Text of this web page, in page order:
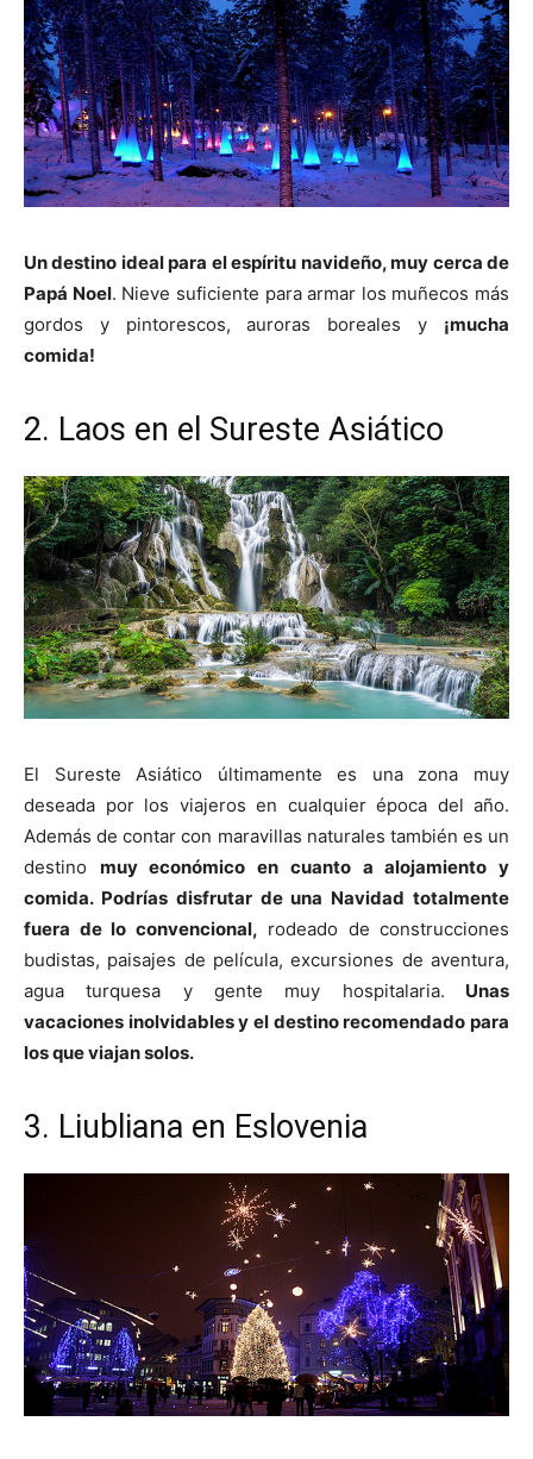
Un destino ideal para el espíritu navideño, muy cerca de
Papá Noel. Nieve suficiente para armar los muñecos más
gordos y pintorescos, auroras boreales y ¡mucha
comida!
2. Laos en el Sureste Asiático
El Sureste Asiático últimamente es una zona muy
deseada por los viajeros en cualquier época del año.
Además de contar con maravillas naturales también es un
destino muy económico en cuanto a alojamiento y
comida. Podrías disfrutar de una Navidad totalmente
fuera de lo convencional, rodeado de construcciones
budistas, paisajes de película, excursiones de aventura,
agua turquesa y gente muy hospitalaria. Unas
vacaciones inolvidables y el destino recomendado para
los que viajan solos.
3. Liubliana en Eslovenia